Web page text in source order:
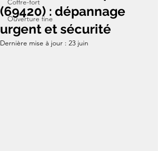
Coffre-fort
Ouverture fine
(69420) : dépannage
urgent et sécurité
Dernière mise à jour : 23 juin